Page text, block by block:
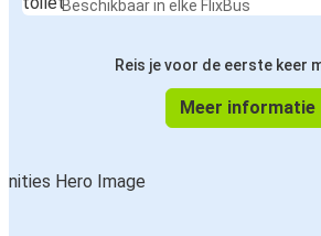
Beschikbaar in elke FlixBus
Reis je voor de eerste keer
Meer informatie